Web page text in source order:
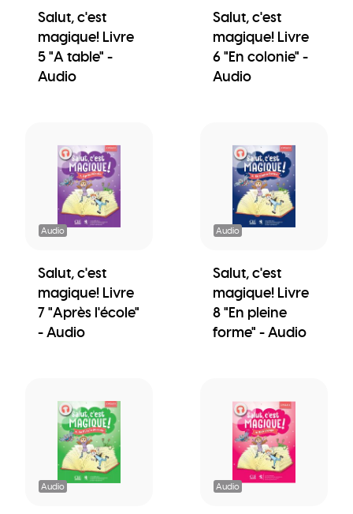
Salut, c'est
magique! Livre
5 "A table" -
Audio
Salut, c'est
magique! Livre
6 "En colonie" -
Audio
Audio
Salut, c'est
magique! Livre
7 "Après l'école"
- Audio
Audio
Salut, c'est
magique! Livre
8 "En pleine
forme" - Audio
Audio Audio